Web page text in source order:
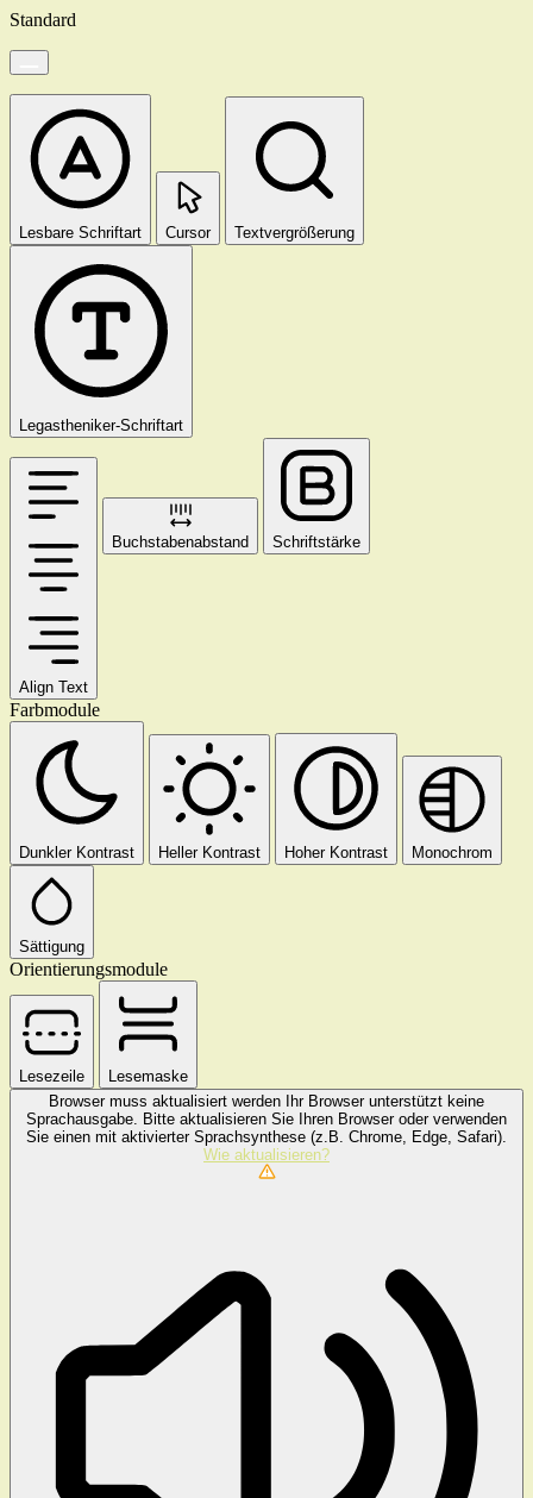
Standard
Lesbare Schriftart Cursor Textvergrößerung
Legastheniker-Schriftart
Align Text
Buchstabenabstand Schriftstärke
Farbmodule
Dunkler Kontrast Heller Kontrast Hoher Kontrast Monochrom
Sättigung
Orientierungsmodule
Lesezeile
Lesemaske
Browser muss aktualisiert werden
Ihr Browser unterstützt keine
Sprachausgabe. Bitte aktualisieren Sie Ihren Browser oder verwenden
Sie einen mit aktivierter Sprachsynthese (z.B. Chrome, Edge, Safari).
Wie aktualisieren?